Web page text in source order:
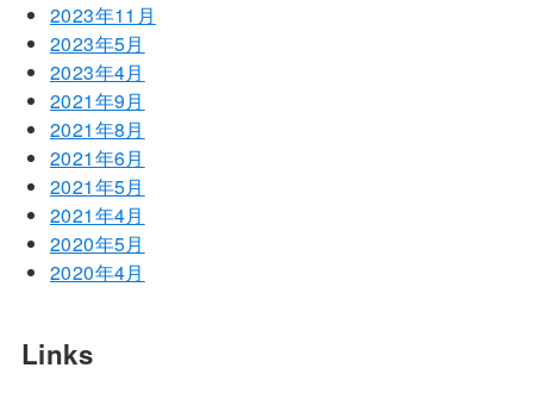
2023年11月
2023年5月
2023年4月
2021年9月
2021年8月
2021年6月
2021年5月
2021年4月
2020年5月
2020年4月
Links